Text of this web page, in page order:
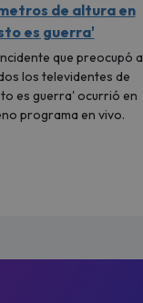
de altura en
es guerra'
que preocupó a
los televidentes de
es guerra' ocurrió en
programa en vivo.